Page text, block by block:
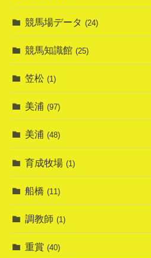
競馬場データ (24)
競馬知識館 (25)
笠松 (1)
美浦 (97)
美浦 (48)
育成牧場 (1)
船橋 (11)
調教師 (1)
重賞 (40)